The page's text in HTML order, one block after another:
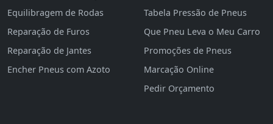
Equilibragem de Rodas
Reparação de Furos
Reparação de Jantes
Encher Pneus com Azoto
Tabela Pressão de Pneus
Que Pneu Leva o Meu Carro
Promoções de Pneus
Marcação Online
Pedir Orçamento